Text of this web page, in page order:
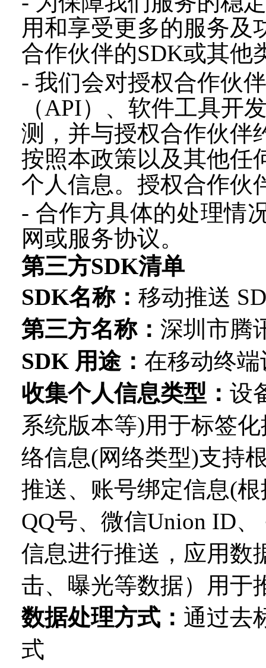
用和享受更多的服务及
合作伙伴的SDK或其他
- 我们会对授权合作伙
（API）、软件工具开
测，并与授权合作伙伴
按照本政策以及其他任
个人信息。授权合作伙
- 合作方具体的处理情
网或服务协议。
第三方SDK清单
SDK名称： 移动推送
第三方名称： 深圳市腾
SDK 用途： 在移动终
收集个人信息类型： 设
系统版本等)用于标签
络信息(网络类型)支持
推送、账号绑定信息(
QQ号、 微信Union ID
信息进行推送，应用数
击、曝光等数据）用于
数据处理方式： 通过去
式